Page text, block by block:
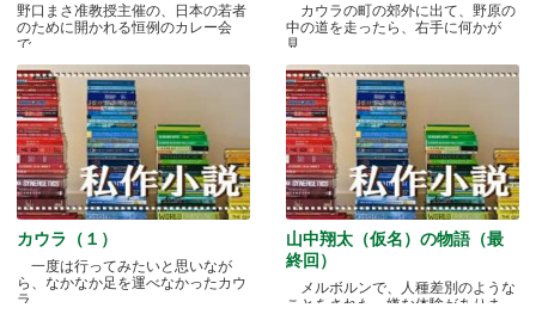
野口まさ准教授主催の、日本の若者
のために開かれる恒例のカレー会
で.....
カウラの町の郊外に出て、野原の
中の道を走ったら、右手に何かが
見.....
カウラ（１）
一度は行ってみたいと思いなが
ら、なかなか足を運べなかったカウ
ラ.....
山中翔太（仮名）の物語（最
終回）
メルボルンで、人種差別のような
ことをされた、嫌な体験がありま